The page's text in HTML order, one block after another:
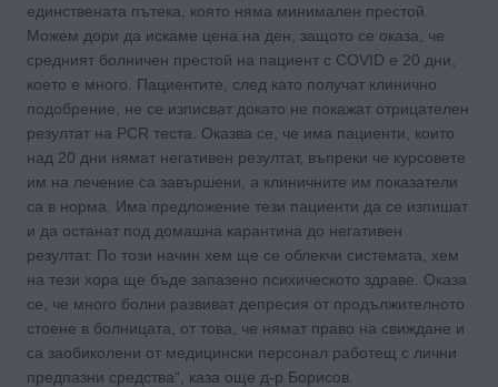
единствената пътека, която няма минимален престой.
Можем дори да искаме цена на ден, защото се оказа, че
средният болничен престой на пациент с COVID е 20 дни,
което е много. Пациентите, след като получат клинично
подобрение, не се изписват докато не покажат отрицателен
резултат на PCR теста. Оказва се, че има пациенти, които
над 20 дни нямат негативен резултат, въпреки че курсовете
им на лечение са завършени, а клиничните им показатели
са в норма. Има предложение тези пациенти да се изпишат
и да останат под домашна карантина до негативен
резултат. По този начин хем ще се облекчи системата, хем
на тези хора ще бъде запазено психическото здраве. Оказа
се, че много болни развиват депресия от продължителното
стоене в болницата, от това, че нямат право на свиждане и
са заобиколени от медицински персонал работещ с лични
предпазни средства“, каза още д-р Борисов.